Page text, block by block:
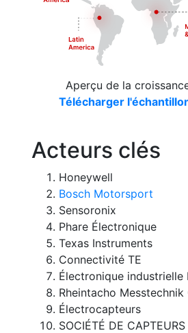
Aperçu de la
Télécharger
Acteurs clés
Honeywell
Bosch Motorsport
Sensoronix
Phare Électronique
Texas Instruments
Connectivité TE
Électronique industrielle
Rheintacho Messtechnik
Électrocapteurs
SOCIÉTÉ DE